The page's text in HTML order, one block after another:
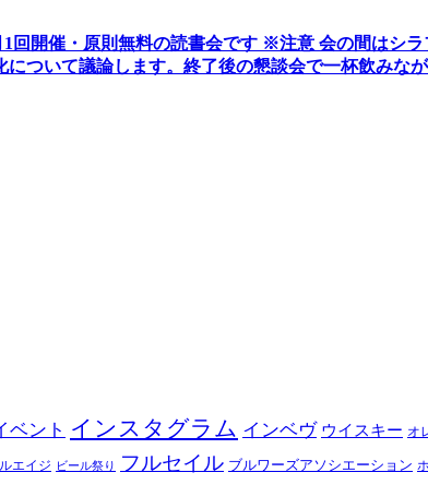
1回開催・原則無料の読書会です ※注意 会の間はシ
について議論します。 終了後の懇談会で一杯飲みな
ベント インスタグラム インベヴ ウイスキー オ
エイジ ビール祭り フルセイル ブルワーズアソシエーション